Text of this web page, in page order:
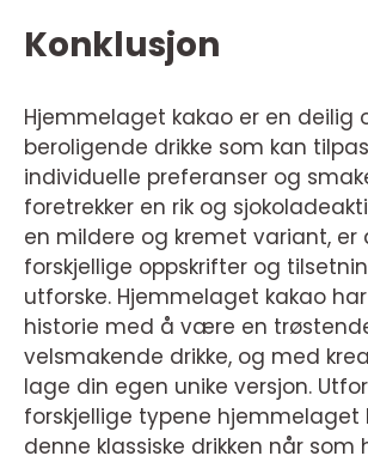
Konklusjon
Hjemmelaget kakao er en deilig
beroligende drikke som kan
individuelle preferanser og
foretrekker en rik og
en mildere og kremet variant,
forskjellige oppskrifter og
utforske. Hjemmelaget kakao
historie med å være en
velsmakende drikke, og med
lage din egen unike versjon.
forskjellige typene hjemmelaget
denne klassiske drikken når som